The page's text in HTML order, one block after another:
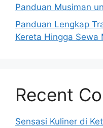
Panduan Musiman
Panduan Lengkap
Kereta Hingga Sewa
Recent
Sensasi Kuliner di